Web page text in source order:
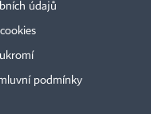
údajů
podmínky